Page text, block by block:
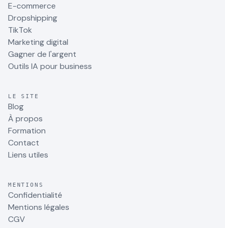
E-commerce
Dropshipping
TikTok
Marketing digital
Gagner de l'argent
Outils IA pour business
LE SITE
Blog
À propos
Formation
Contact
Liens utiles
MENTIONS
Confidentialité
Mentions légales
CGV